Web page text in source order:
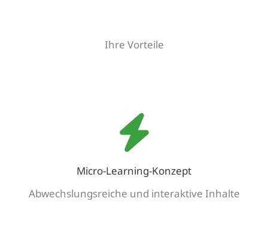
Ihre Vorteile
Micro-Learning-Konzept
Abwechslungsreiche und interaktive Inhalte